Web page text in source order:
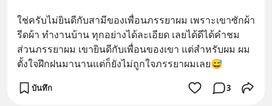
ใช่ครับไม่ยินดีกับสามีของเพื่อนภรรยาผม เพราะเขาซักผ้า
รีดผ้า ทำงานบ้าน ทุกอย่างได้ละเอียด เลยได้ดีได้คำชม
ส่วนภรรยาผม เขายินดีกับเพื่อนของเขา แต่สำหรับผม ผม
ตั้งใจฝึกฝนมานานแต่ก็ยังไม่ถูกใจภรรยาผมเลย😅
บันทึก 3